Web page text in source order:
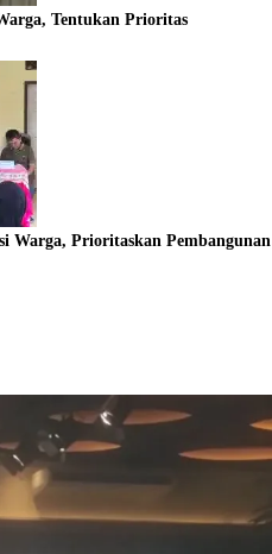
Tentukan Prioritas
Warga, Prioritaskan Pembangunan